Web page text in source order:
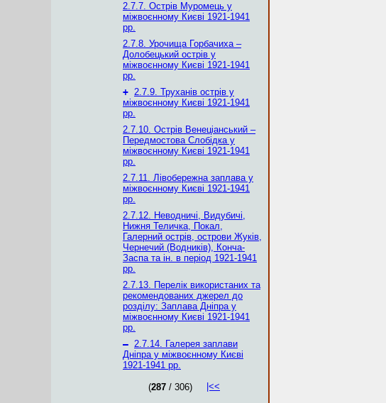
2.7.7. Острів Муромець у
міжвоєнному Києві 1921-1941
рр.
2.7.8. Урочища Горбачиха –
Долобецький острів у
міжвоєнному Києві 1921-1941
рр.
+ 2.7.9. Труханів острів у
міжвоєнному Києві 1921-1941
рр.
2.7.10. Острів Венеціанський –
Передмостова Слобідка у
міжвоєнному Києві 1921-1941
рр.
2.7.11. Лівобережна заплава у
міжвоєнному Києві 1921-1941
рр.
2.7.12. Неводничі, Видубичі,
Нижня Теличка, Покал,
Галерний острів, острови Жуків,
Чернечий (Водників), Конча-
Заспа та ін. в період 1921-1941
рр.
2.7.13. Перелік використаних та
рекомендованих джерел до
розділу: Заплава Дніпра у
міжвоєнному Києві 1921-1941
рр.
– 2.7.14. Галерея заплави
Дніпра у міжвоєнному Києві
1921-1941 рр.
(287 / 306) |<<